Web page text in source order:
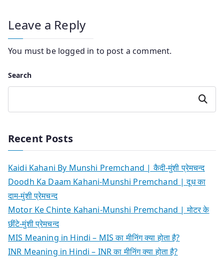
Leave a Reply
You must be logged in to post a comment.
Search
Search
Recent Posts
Kaidi Kahani By Munshi Premchand | कैदी-मुंशी प्रेमचन्द
Doodh Ka Daam Kahani-Munshi Premchand | दूध का
दाम-मुंशी प्रेमचन्द
Motor Ke Chinte Kahani-Munshi Premchand | मोटर के
छींटे-मुंशी प्रेमचन्द
MIS Meaning in Hindi – MIS का मीनिंग क्या होता है?
INR Meaning in Hindi – INR का मीनिंग क्या होता है?